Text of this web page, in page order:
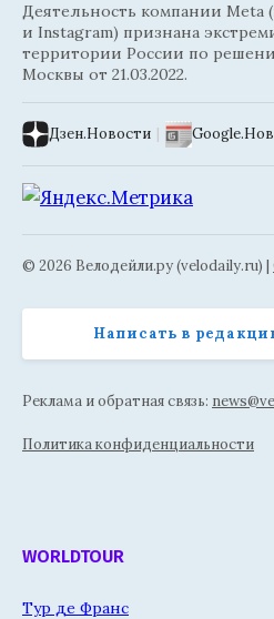
Деятельность компании Meta
и Instagram) признана
территории России по
Москвы от 21.03.2022.
Дзен.Новости |
© 2026 Велодейли.ру (velodaily.ru) |
Написать в
Реклама и обратная связь:
Политика конфиденциальности
WORLDTOUR
Тур де Франс